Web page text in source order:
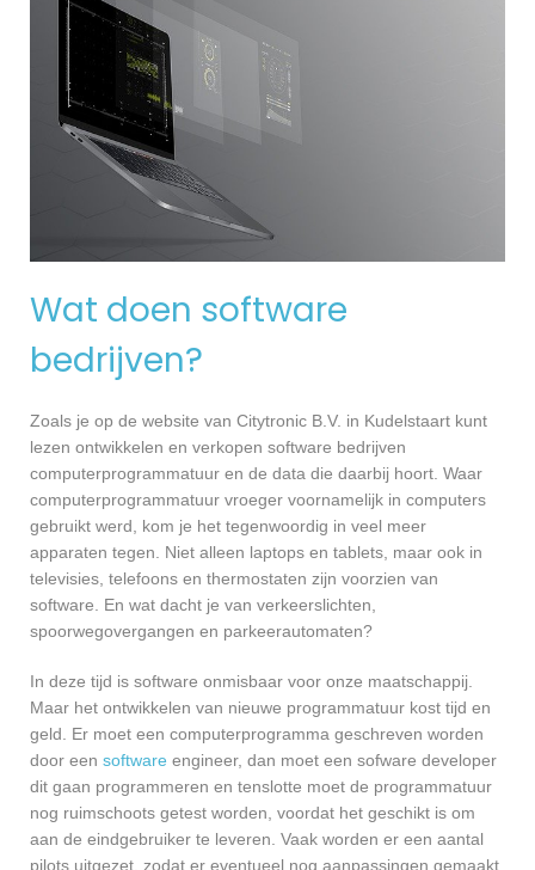
Wat doen software
bedrijven?
Zoals je op de website van Citytronic B.V. in Kudelstaart kunt
lezen ontwikkelen en verkopen software bedrijven
computerprogrammatuur en de data die daarbij hoort. Waar
computerprogrammatuur vroeger voornamelijk in computers
gebruikt werd, kom je het tegenwoordig in veel meer
apparaten tegen. Niet alleen laptops en tablets, maar ook in
televisies, telefoons en thermostaten zijn voorzien van
software. En wat dacht je van verkeerslichten,
spoorwegovergangen en parkeerautomaten?
In deze tijd is software onmisbaar voor onze maatschappij.
Maar het ontwikkelen van nieuwe programmatuur kost tijd en
geld. Er moet een computerprogramma geschreven worden
door een software engineer, dan moet een sofware developer
dit gaan programmeren en tenslotte moet de programmatuur
nog ruimschoots getest worden, voordat het geschikt is om
aan de eindgebruiker te leveren. Vaak worden er een aantal
pilots uitgezet, zodat er eventueel nog aanpassingen gemaakt